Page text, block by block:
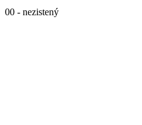
00 - nezistený